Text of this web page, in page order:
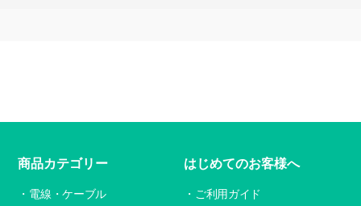
商品カテゴリー
電線・ケーブル
はじめてのお客様へ
ご利用ガイド